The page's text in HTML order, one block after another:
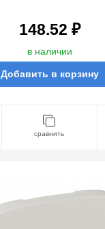
148.52 ₽
в наличии
Добавить в корзину
сравнить